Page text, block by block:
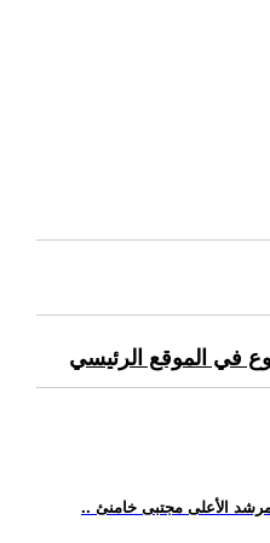
في الموقع الرئيسي
الأعلى مجتبى خامنئ